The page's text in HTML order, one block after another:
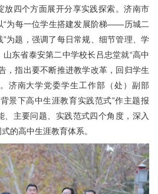
放四个方面展开分享实践探索。济南市
“为每一位学生搭建发展阶梯——历城二
为题，强调了每日常规、细节管理、学
东省泰安第二中学校长吕忠堂就“高中
，指出要不断推进教学改革，回归学生
济南大学党委学生工作部（处）副部
景下高中生涯教育实践范式”作主题报
、主要问题、实践范式四个角度，深入
的高中生涯教育体系。